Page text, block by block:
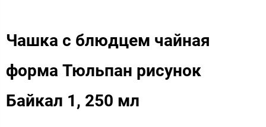
Чашка с блюдцем чайная
форма Тюльпан рисунок
Байкал 1, 250 мл